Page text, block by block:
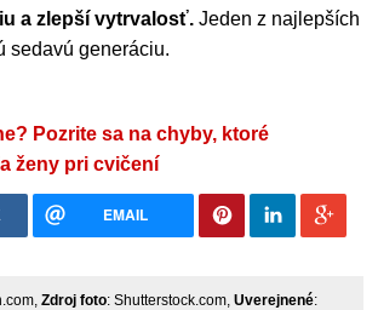
a zlepší vytrvalosť. Jeden z najlepších
sedavú generáciu.
Pozrite sa na chyby, ktoré
ženy pri cvičení
EMAIL
Zdroj foto: Shutterstock.com, Uverejnené: